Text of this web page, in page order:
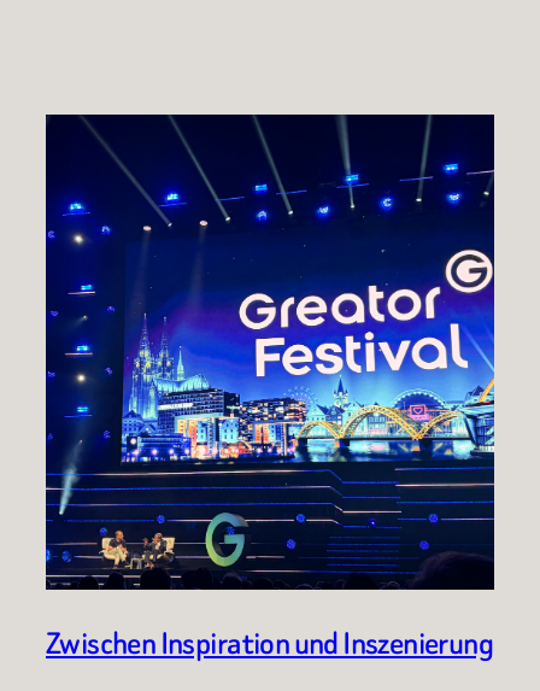
Zwischen Inspiration und Inszenierung